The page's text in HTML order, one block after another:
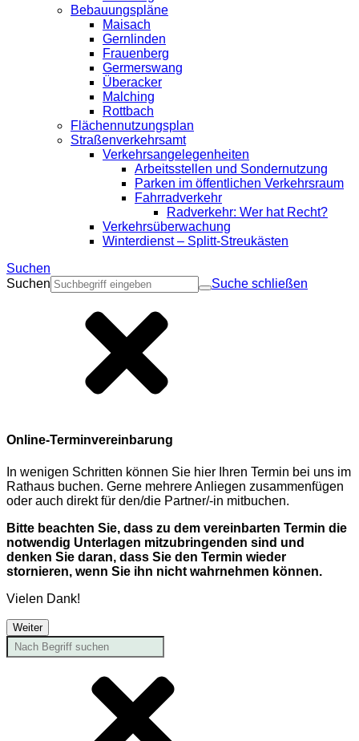
Bebauungspläne
Maisach
Gernlinden
Frauenberg
Germerswang
Überacker
Malching
Rottbach
Flächennutzungsplan
Straßenverkehrsamt
Verkehrsangelegenheiten
Arbeitsstellen und Sondernutzung
Parken im öffentlichen Verkehrsraum
Fahrradverkehr
Radverkehr: Wer hat Recht?
Verkehrsüberwachung
Winterdienst – Splitt-Streukästen
Suchen
Suchen
Suche schließen
Online-Terminvereinbarung
In wenigen Schritten können Sie hier Ihren Termin bei uns im
Rathaus buchen. Gerne mehrere Anliegen zusammenfügen
oder auch direkt für den/die Partner/-in mitbuchen.
Bitte beachten Sie, dass zu dem vereinbarten Termin die
notwendig Unterlagen mitzubringenden sind und
denken Sie daran, dass Sie den Termin wieder
stornieren, wenn Sie ihn nicht wahrnehmen können.
Vielen Dank!
Weiter